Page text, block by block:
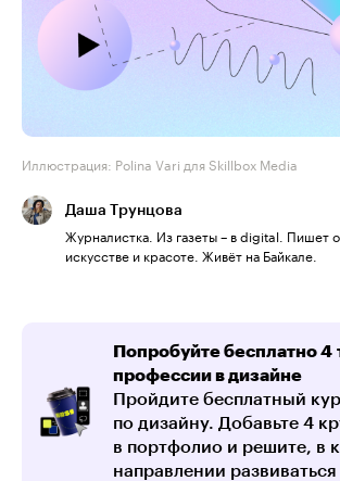
Иллюстрация: Polina Vari для Skillbox Media
Даша Трунцова
Журналистка. Из газеты – в digital. Пишет о
искусстве и красоте. Живёт на Байкале.
Попробуйте бесплатно 4
профессии в дизайне
Пройдите бесплатный
по дизайну. Добавьте 4
в портфолио и решите, в
направлении